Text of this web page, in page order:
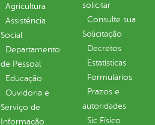
Agricultura
Assistência
Social
Departamento
de Pessoal
Educação
Ouvidoria e
Serviço de
Informação
solicitar
Consulte sua
Solicitação
Decretos
Estatísticas
Formulários
Prazos e
autoridades
Sic Físico